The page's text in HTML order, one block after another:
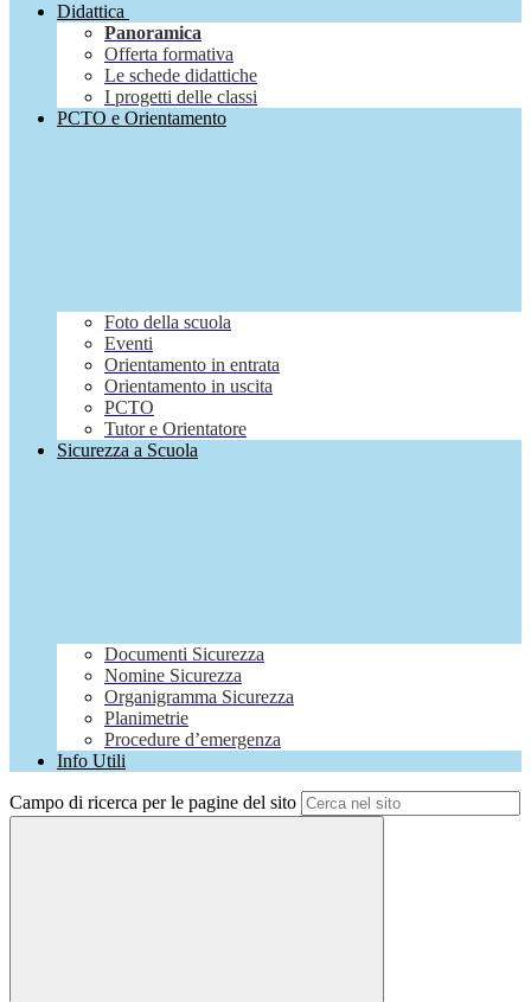
Didattica
Panoramica
Offerta formativa
Le schede didattiche
I progetti delle classi
PCTO e Orientamento
Foto della scuola
Eventi
Orientamento in entrata
Orientamento in uscita
PCTO
Tutor e Orientatore
Sicurezza a Scuola
Documenti Sicurezza
Nomine Sicurezza
Organigramma Sicurezza
Planimetrie
Procedure d’emergenza
Info Utili
Campo di ricerca per le pagine del sito